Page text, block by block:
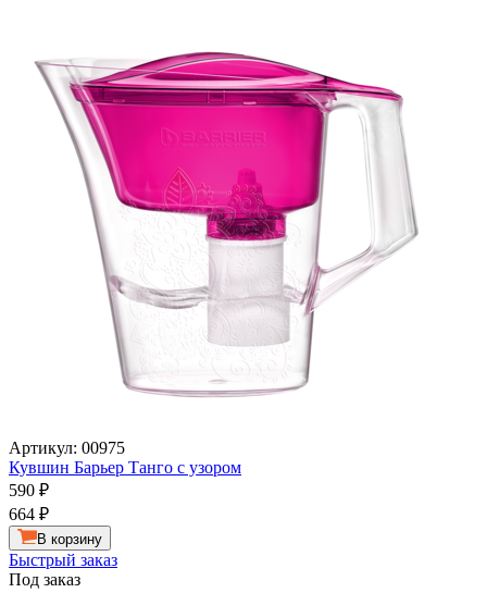
Артикул: 00975
Кувшин Барьер Танго с узором
590 ₽
664 ₽
В корзину
Быстрый заказ
Под заказ